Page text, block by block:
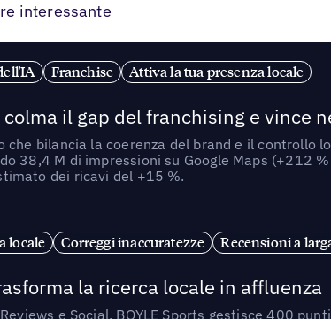
interessante
Franchise Attiva la tua presenza locale
colma il gap del franchising e vince
che bilancia la coerenza del brand e il
38,4 M di impressioni su Google Maps (+212
dei ricavi del +15 %.
locale Correggi inaccuratezze Recensioni a
la ricerca locale in affluenza
e Social, BOYLE Sports gestisce 400